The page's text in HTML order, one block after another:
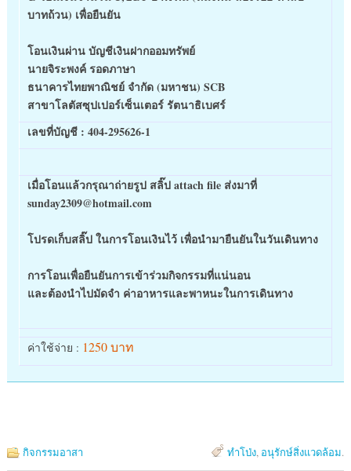
บาทถ้วน) เพื่อยืนยัน
โอนเงินผ่าน บัญชีเงินฝากออมทรัพย์
นายจิระพงค์ รอดภาษา
ธนาคารไทยพาณิชย์ จำกัด (มหาชน) SCB
สาขาโลตัสซุปเปอร์เซ็นเตอร์ รัตนาธิเบศร์
เลขที่บัญชี : 404-295626-1
เมื่อโอนแล้วกรุณาถ่ายรูป สลิ๊ปattach file ส่งมาที่
sunday2309@hotmail.com
โปรดเก็บสลิ๊ป ในการโอนเงินไว้ เพื่อนำมายืนยันในวันเดินทาง
การโอนเพื่อยืนยันการเข้าร่วมกิจกรรมที่แน่นอน
และต้องนำไปมัดจำ ค่าอาหารและพาหนะในการเดินทาง
ค่าใช้จ่าย : 1250 บาท
กิจกรรมอาสา ทำโป่ง, อนุรักษ์สิ่งแวดล้อม.